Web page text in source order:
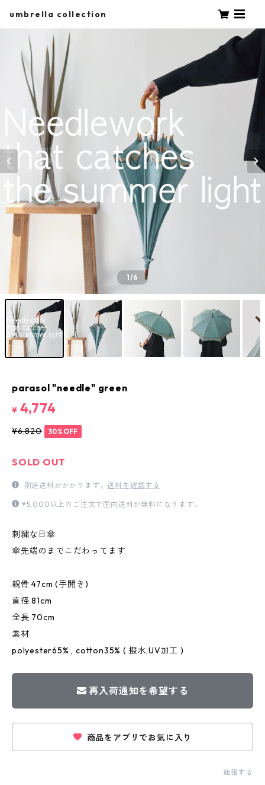
umbrella collection
1/6
parasol "needle" green
¥ 4,774
¥6,820 30%OFF
SOLD OUT
別途送料がかかります。送料を確認する
¥5,000以上のご注文で国内送料が無料になります。
刺繍な日傘
傘先端のまでこだわってます
親骨 47cm (手開き)
直径 81cm
全長 70cm
素材
polyester65% , cotton35% ( 撥水,UV加工 )
再入荷通知を希望する
商品をアプリでお気に入り
通報する